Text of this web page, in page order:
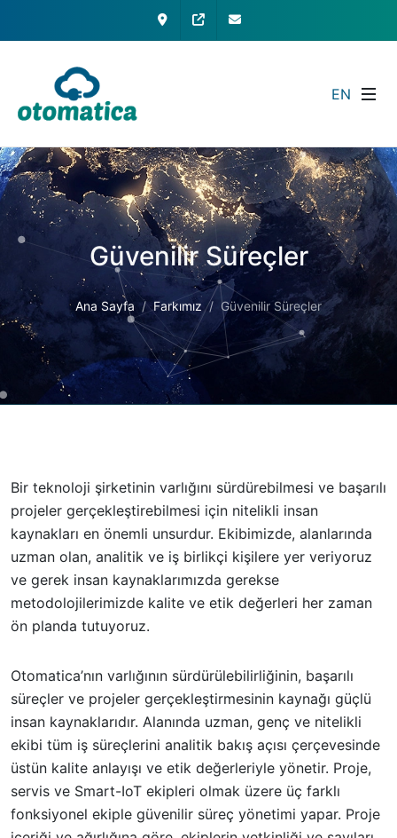
İletişim My Otomatica
EN
Güvenilir Süreçler
Ana Sayfa Farkımız Güvenilir Süreçler
Bir teknoloji şirketinin varlığını sürdürebilmesi ve başarılı
projeler gerçekleştirebilmesi için nitelikli insan
kaynakları en önemli unsurdur. Ekibimizde, alanlarında
uzman olan, analitik ve iş birlikçi kişilere yer veriyoruz
ve gerek insan kaynaklarımızda gerekse
metodolojilerimizde kalite ve etik değerleri her zaman
ön planda tutuyoruz.
Otomatica’nın varlığının sürdürülebilirliğinin, başarılı
süreçler ve projeler gerçekleştirmesinin kaynağı güçlü
insan kaynaklarıdır. Alanında uzman, genç ve nitelikli
ekibi tüm iş süreçlerini analitik bakış açısı çerçevesinde
üstün kalite anlayışı ve etik değerleriyle yönetir. Proje,
servis ve Smart-IoT ekipleri olmak üzere üç farklı
fonksiyonel ekiple güvenilir süreç yönetimi yapar. Proje